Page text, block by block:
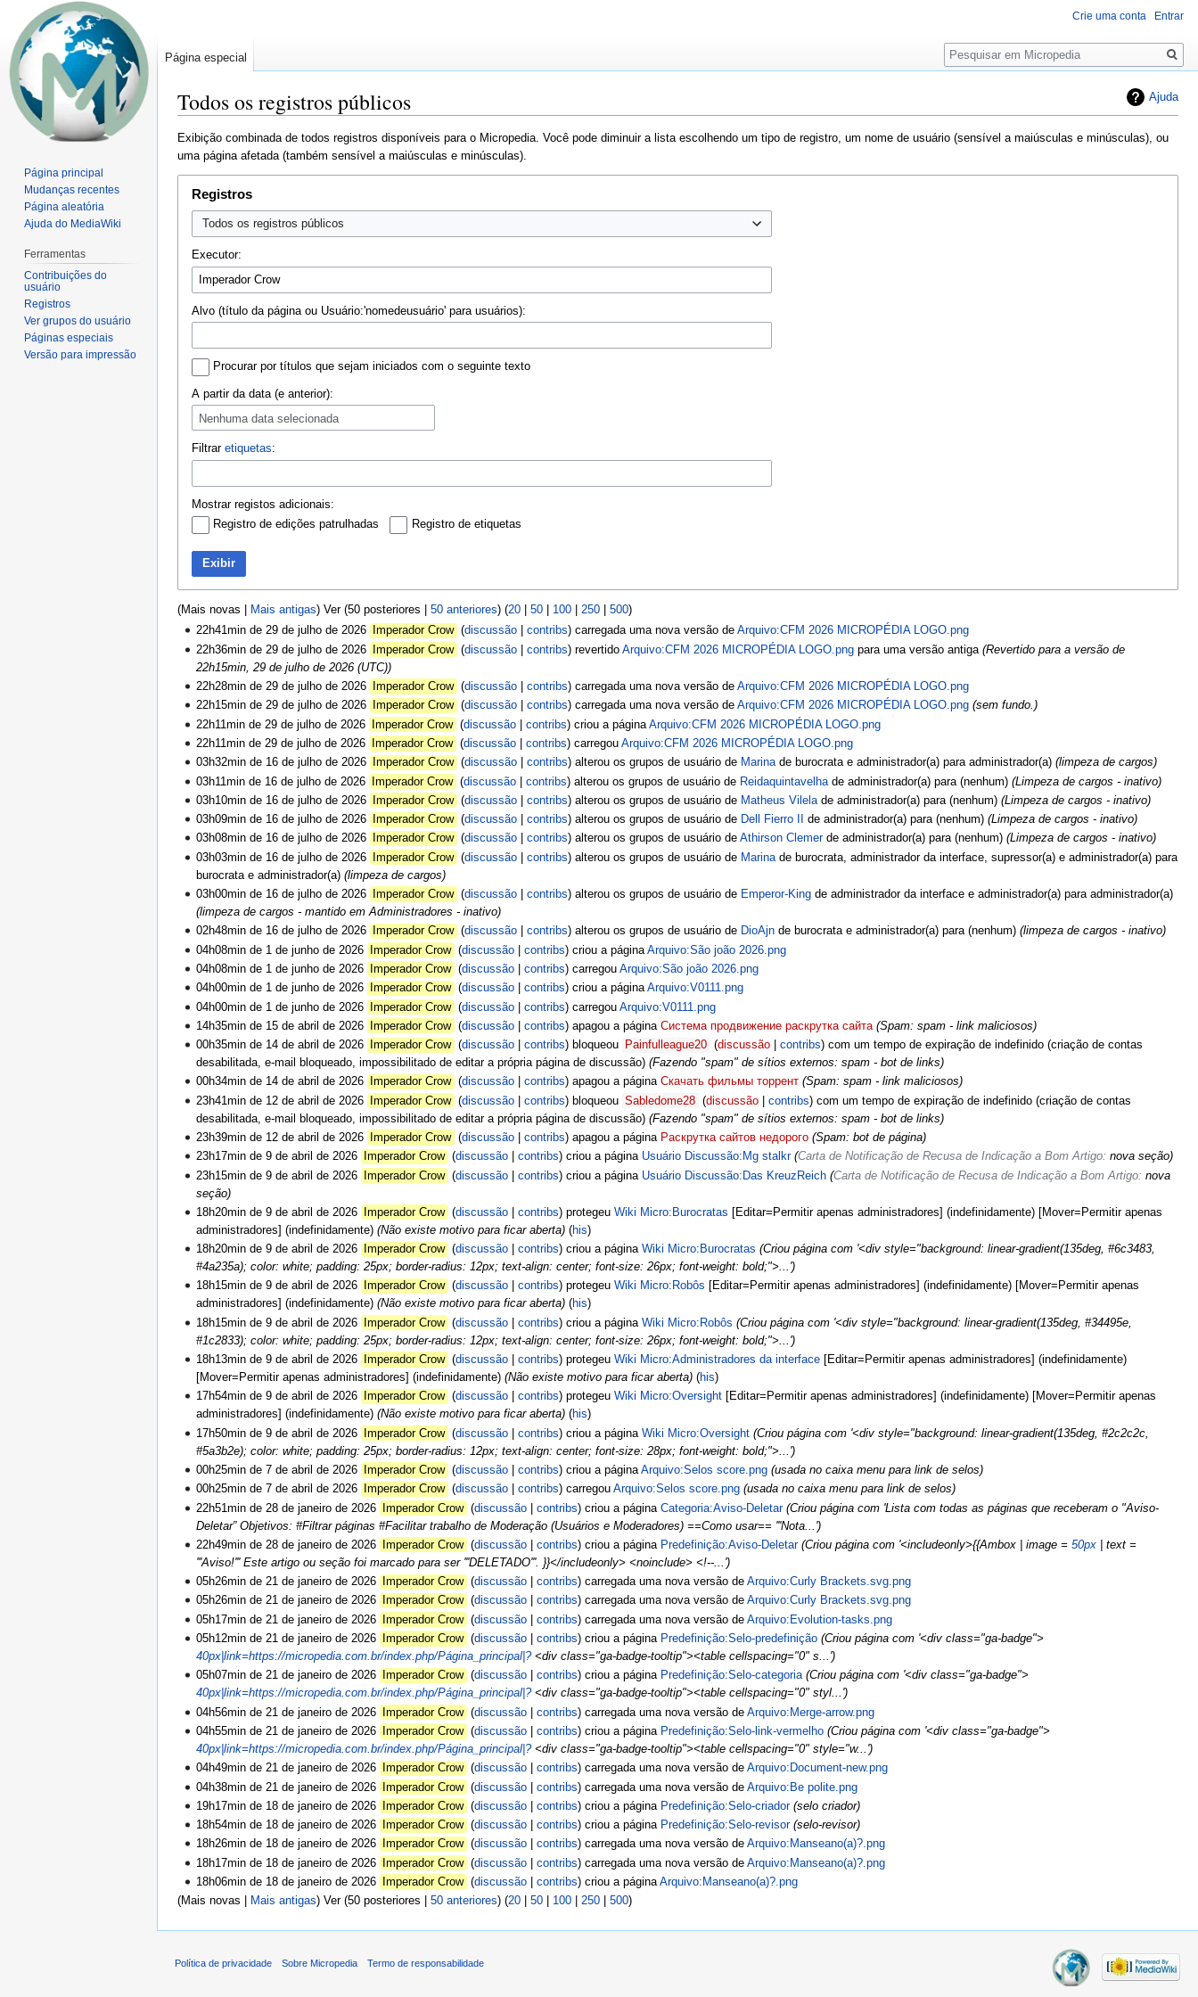
Ajuda
Todos os registros públicos
Ir
para
navegação
Ir
para
pesquisar
Exibição combinada de todos registros disponíveis para o Micropedia. Você pode diminuir a lista escolhendo um tipo de registro, um nome de usuário (sensível a maiúsculas e minúsculas), ou
uma página afetada (também sensível a maiúsculas e minúsculas).
Registros
Todos os registros públicos
Executor:
Alvo (título da página ou Usuário:'nomedeusuário' para usuários):
Procurar por títulos que sejam iniciados com o seguinte texto
A partir da data (e anterior):
Nenhuma data selecionada
Filtrar etiquetas:
Mostrar registos adicionais:
Registro de edições patrulhadas
Registro de etiquetas
Exibir
(Mais novas | Mais antigas) Ver (50 posteriores | 50 anteriores) (20| 50| 100| 250| 500)
22h41min de 29 de julho de 2026
Imperador Crow discussão contribs carregada uma nova versão de Arquivo:CFM 2026 MICROPÉDIA LOGO.png
22h36min de 29 de julho de 2026
Imperador Crow discussão contribs revertido Arquivo:CFM 2026 MICROPÉDIA LOGO.pngpara uma versão antiga (Revertido para a versão de
22h15min, 29 de julho de 2026 (UTC))
22h28min de 29 de julho de 2026
Imperador Crow discussão contribs carregada uma nova versão de Arquivo:CFM 2026 MICROPÉDIA LOGO.png
22h15min de 29 de julho de 2026
Imperador Crow discussão contribs carregada uma nova versão de Arquivo:CFM 2026 MICROPÉDIA LOGO.png (sem fundo.)
22h11min de 29 de julho de 2026 Imperador Crow discussão contribs criou a página Arquivo:CFM 2026 MICROPÉDIA LOGO.png
22h11min de 29 de julho de 2026
Imperador Crow discussão contribs carregou Arquivo:CFM 2026 MICROPÉDIA LOGO.png
03h32min de 16 de julho de 2026
Imperador Crow discussão contribs alterou os grupos de usuário de Marinade burocrata e administrador(a) para administrador(a) (limpeza de cargos)
03h11min de 16 de julho de 2026 Imperador Crow discussão contribs alterou os grupos de usuário de Reidaquintavelhade administrador(a) para (nenhum) (Limpeza de cargos - inativo)
03h10min de 16 de julho de 2026
Imperador Crow discussão contribs alterou os grupos de usuário de Matheus Vilelade administrador(a) para (nenhum) (Limpeza de cargos - inativo)
03h09min de 16 de julho de 2026
Imperador Crow discussão contribs alterou os grupos de usuário de Dell Fierro II de administrador(a) para (nenhum) (Limpeza de cargos - inativo)
03h08min de 16 de julho de 2026
Imperador Crow discussão contribs alterou os grupos de usuário de Athirson Clemerde administrador(a) para (nenhum) (Limpeza de cargos - inativo)
03h03min de 16 de julho de 2026 Imperador Crow discussão contribs alterou os grupos de usuário de Marinade burocrata, administrador da interface, supressor(a) e administrador(a) para
burocrata e administrador(a) (limpeza de cargos)
03h00min de 16 de julho de 2026
Imperador Crow discussão contribs alterou os grupos de usuário de Emperor-Kingde administrador da interface e administrador(a) para administrador(a)
(limpeza de cargos - mantido em Administradores - inativo)
02h48min de 16 de julho de 2026
Imperador Crow discussão contribs alterou os grupos de usuário de DioAjnde burocrata e administrador(a) para (nenhum) (limpeza de cargos - inativo)
04h08min de 1 de junho de 2026 Imperador Crow discussão contribs criou a página Arquivo:São joão 2026.png
04h08min de 1 de junho de 2026
Imperador Crow discussão contribs carregou Arquivo:São joão 2026.png
04h00min de 1 de junho de 2026
Imperador Crow discussão contribs criou a páginaArquivo:V0111.png
04h00min de 1 de junho de 2026 Imperador Crow discussão contribs carregou Arquivo:V0111.png
14h35min de 15 de abril de 2026
Imperador Crow discussão contribs apagou a página Система продвижение раскрутка сайта (Spam: spam - link maliciosos)
00h35min de 14 de abril de 2026
Imperador Crow discussão contribs bloqueou Painfulleague20 discussão contribs com um tempo de expiração de indefinido(criação de contas
desabilitada, e-mail bloqueado, impossibilitado de editar a própria página de discussão) (Fazendo "spam" de sítios externos: spam - bot de links)
00h34min de 14 de abril de 2026
Imperador Crow discussão contribs apagou a página Скачать фильмы торрент (Spam: spam - link maliciosos)
23h41min de 12 de abril de 2026 Imperador Crow discussão contribs bloqueou Sabledome28 discussão contribs com um tempo de expiração de indefinido(criação de contas
desabilitada, e-mail bloqueado, impossibilitado de editar a própria página de discussão) (Fazendo "spam" de sítios externos: spam - bot de links)
23h39min de 12 de abril de 2026
Imperador Crow discussão contribs apagou a página Раскрутка сайтов недорого (Spam: bot de página)
23h17min de 9 de abril de 2026
Imperador Crow discussão contribs criou a página Usuário Discussão:Mg stalkr (Carta de Notificação de Recusa de Indicação a Bom Artigo: nova seção)
23h15min de 9 de abril de 2026 Imperador Crow discussão contribs criou a página Usuário Discussão:Das KreuzReich (Carta de Notificação de Recusa de Indicação a Bom Artigo: nova
seção)
18h20min de 9 de abril de 2026
Imperador Crow discussão contribs protegeu Wiki Micro:Burocratas [Editar=Permitir apenas administradores] (indefinidamente) [Mover=Permitir apenas
administradores] (indefinidamente) (Não existe motivo para ficar aberta) (his)
18h20min de 9 de abril de 2026
Imperador Crow discussão contribs criou a página Wiki Micro:Burocratas (Criou página com '<div style="background: linear-gradient(135deg, #6c3483,
#4a235a); color: white; padding: 25px; border-radius: 12px; text-align: center; font-size: 26px; font-weight: bold;">...')
18h15min de 9 de abril de 2026
Imperador Crow discussão contribs protegeu Wiki Micro:Robôs [Editar=Permitir apenas administradores] (indefinidamente) [Mover=Permitir apenas
administradores] (indefinidamente) (Não existe motivo para ficar aberta) (his)
18h15min de 9 de abril de 2026
Imperador Crow discussão contribs criou a página Wiki Micro:Robôs (Criou página com '<div style="background: linear-gradient(135deg, #34495e,
#1c2833); color: white; padding: 25px; border-radius: 12px; text-align: center; font-size: 26px; font-weight: bold;">...')
18h13min de 9 de abril de 2026
Imperador Crow discussão contribs protegeu Wiki Micro:Administradores da interface[Editar=Permitir apenas administradores] (indefinidamente)
[Mover=Permitir apenas administradores] (indefinidamente) (Não existe motivo para ficar aberta) (his)
17h54min de 9 de abril de 2026
Imperador Crow discussão contribs protegeu Wiki Micro:Oversight[Editar=Permitir apenas administradores] (indefinidamente) [Mover=Permitir apenas
administradores] (indefinidamente) (Não existe motivo para ficar aberta) (his)
17h50min de 9 de abril de 2026 Imperador Crow discussão contribs criou a página Wiki Micro:Oversight (Criou página com '<div style="background: linear-gradient(135deg, #2c2c2c,
#5a3b2e); color: white; padding: 25px; border-radius: 12px; text-align: center; font-size: 28px; font-weight: bold;">...')
00h25min de 7 de abril de 2026
Imperador Crow discussão contribs criou a página Arquivo:Selos score.png (usada no caixa menu para link de selos)
00h25min de 7 de abril de 2026
Imperador Crow discussão contribs carregou Arquivo:Selos score.png (usada no caixa menu para link de selos)
22h51min de 28 de janeiro de 2026 Imperador Crow discussão contribs criou a página Categoria:Aviso-Deletar (Criou página com 'Lista com todas as páginas que receberam o "Aviso-
Deletar” Objetivos: #Filtrar páginas #Facilitar trabalho de Moderação (Usuários e Moderadores) ==Como usar== '''Nota...')
22h49min de 28 de janeiro de 2026
Imperador Crow discussão contribs criou a página Predefinição:Aviso-Deletar (Criou página com '<includeonly>{{Ambox | image = 50px| text =
'''Aviso!''' Este artigo ou seção foi marcado para ser '''DELETADO'''. }}</includeonly> <noinclude> <!--...')
05h26min de 21 de janeiro de 2026
Imperador Crow discussão contribs carregada uma nova versão de Arquivo:Curly Brackets.svg.png
05h26min de 21 de janeiro de 2026
Imperador Crow discussão contribs carregada uma nova versão de Arquivo:Curly Brackets.svg.png
05h17min de 21 de janeiro de 2026
Imperador Crow discussão contribs carregada uma nova versão de Arquivo:Evolution-tasks.png
05h12min de 21 de janeiro de 2026
Imperador Crow discussão contribs criou a página Predefinição:Selo-predefinição (Criou página com '<div class="ga-badge">
40px|link=https://micropedia.com.br/index.php/Página_principal|?<div class="ga-badge-tooltip"><table cellspacing="0" s...')
05h07min de 21 de janeiro de 2026
Imperador Crow discussão contribs criou a página Predefinição:Selo-categoria (Criou página com '<div class="ga-badge">
40px|link=https://micropedia.com.br/index.php/Página_principal|?<div class="ga-badge-tooltip"><table cellspacing="0" styl...')
04h56min de 21 de janeiro de 2026 Imperador Crow discussão contribs carregada uma nova versão de Arquivo:Merge-arrow.png
04h55min de 21 de janeiro de 2026
Imperador Crow discussão contribs criou a página Predefinição:Selo-link-vermelho (Criou página com '<div class="ga-badge">
40px|link=https://micropedia.com.br/index.php/Página_principal|?<div class="ga-badge-tooltip"><table cellspacing="0" style="w...')
04h49min de 21 de janeiro de 2026
Imperador Crow discussão contribs carregada uma nova versão de Arquivo:Document-new.png
04h38min de 21 de janeiro de 2026 Imperador Crow discussão contribs carregada uma nova versão de Arquivo:Be polite.png
19h17min de 18 de janeiro de 2026
Imperador Crow discussão contribs criou a página Predefinição:Selo-criador (selo criador)
18h54min de 18 de janeiro de 2026
Imperador Crow discussão contribs criou a página Predefinição:Selo-revisor (selo-revisor)
18h26min de 18 de janeiro de 2026
Imperador Crow discussão contribs carregada uma nova versão de Arquivo:Manseano(a)?.png
18h17min de 18 de janeiro de 2026 Imperador Crow discussão contribs carregada uma nova versão de Arquivo:Manseano(a)?.png
18h06min de 18 de janeiro de 2026
Imperador Crow discussão contribs criou a páginaArquivo:Manseano(a)?.png
(Mais novas |
Mais antigas) Ver (50 posteriores | 50 anteriores) (20| 50| 100| 250| 500)
Crie uma conta Entrar
Página especial
Pesquisa
Página principal
Mudanças recentes
Página aleatória
Ajuda do MediaWiki
Ferramentas
Contribuições do
usuário
Registros
Ver grupos do usuário
Páginas especiais
Versão para impressão
Política de privacidade Sobre Micropedia Termo de responsabilidade